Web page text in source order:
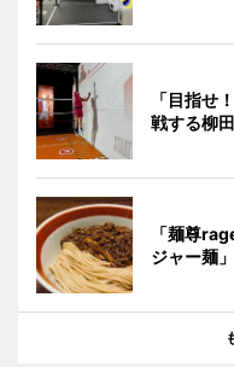
「目指せ
戦する柳
「麺尊
ジャー麺」